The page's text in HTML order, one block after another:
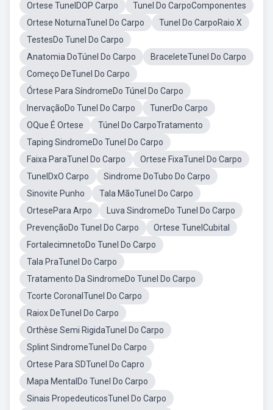
Ortese TunelDOP Carpo
Tunel Do CarpoComponentes
Ortese NoturnaTunel Do Carpo
Tunel Do CarpoRaio X
TestesDo Tunel Do Carpo
Anatomia DoTúnel Do Carpo
BraceleteTunel Do Carpo
Começo DeTunel Do Carpo
Órtese Para SíndromeDo Túnel Do Carpo
InervaçãoDo Tunel Do Carpo
TunerDo Carpo
OQue É Ortese
Túnel Do CarpoTratamento
Taping SindromeDo Tunel Do Carpo
Faixa ParaTunel Do Carpo
Ortese FixaTunel Do Carpo
TunelDxO Carpo
Sindrome DoTubo Do Carpo
Sinovite Punho
Tala MãoTunel Do Carpo
OrtesePara Arpo
Luva SindromeDo Tunel Do Carpo
PrevençãoDo Tunel Do Carpo
Ortese TunelCubital
FortalecimnetoDo Tunel Do Carpo
Tala PraTunel Do Carpo
Tratamento Da SindromeDo Tunel Do Carpo
Tcorte CoronalTunel Do Carpo
Raiox DeTunel Do Carpo
Orthèse Semi RigidaTunel Do Carpo
Splint SindromeTunel Do Carpo
Ortese Para SDTunel Do Capro
Mapa MentalDo Tunel Do Carpo
Sinais PropedeuticosTunel Do Carpo